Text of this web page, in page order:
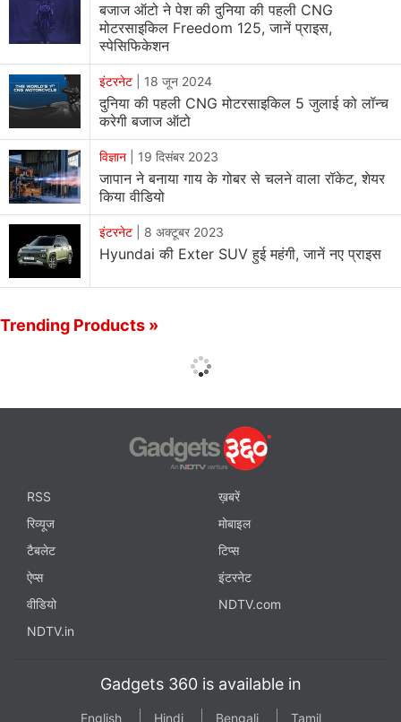
बजाज ऑटो ने पेश की दुनिया की पहली CNG
मोटरसाइकिल Freedom 125, जानें प्राइस,
स्पेसिफिकेशन
इंटरनेट 18 जून 2024
दुनिया की पहली CNG मोटरसाइकिल 5 जुलाई को लॉन्च
करेगी बजाज ऑटो
विज्ञान 19 दिसंबर 2023
जापान ने बनाया गाय के गोबर से चलने वाला रॉकेट, शेयर
किया वीडियो
इंटरनेट 8 अक्टूबर 2023
Hyundai की Exter SUV हुई महंगी, जानें नए प्राइस
Trending Products »
RSS
ख़बरें
रिव्यूज
मोबाइल
टैबलेट
टिप्स
ऐप्स
इंटरनेट
वीडियो
NDTV.com
NDTV.in
Gadgets 360 is available in
English Hindi Bengali Tamil